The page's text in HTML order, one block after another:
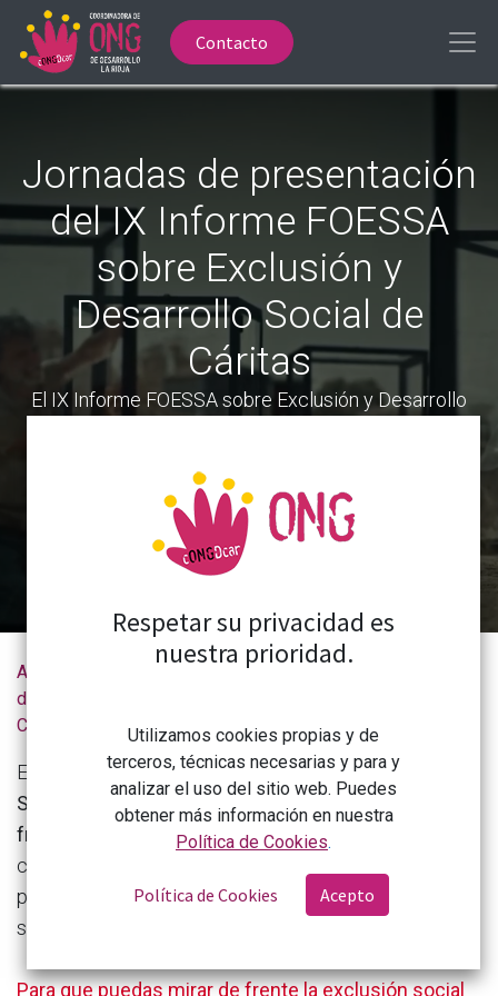
Contacto
Jornadas de presentación
del IX Informe FOESSA
sobre Exclusión y
Desarrollo Social de
Cáritas
El IX Informe FOESSA sobre Exclusión y Desarrollo
contrae y crece la brecha que deja a muchas
personas atrapadas: sin vivienda, sin empleo, en
soledad o con salarios precarios.
Actualidad
de la
CONGDCAR
Jornadas de presentación del IX Informe FOESSA sobre Exclusión y Desarrollo Social de Cáritas
El
IX Informe FOESSA sobre Exclusión y Desarrollo
Social advierte de un proceso inédito de
fragmentación socialen España: la clase media se
contrae y crece la brecha que deja a muchas
personas atrapadas: sin vivienda, sin empleo, en
soledad o con salarios precarios.
Para que puedas mirar de frente la exclusión social
Respetar su privacidad es
nuestra prioridad.
Utilizamos cookies propias y de
terceros, técnicas necesarias y para y
analizar el uso del sitio web. Puedes
obtener más información en nuestra
Política de Cookies.
Política de Cookies Acepto